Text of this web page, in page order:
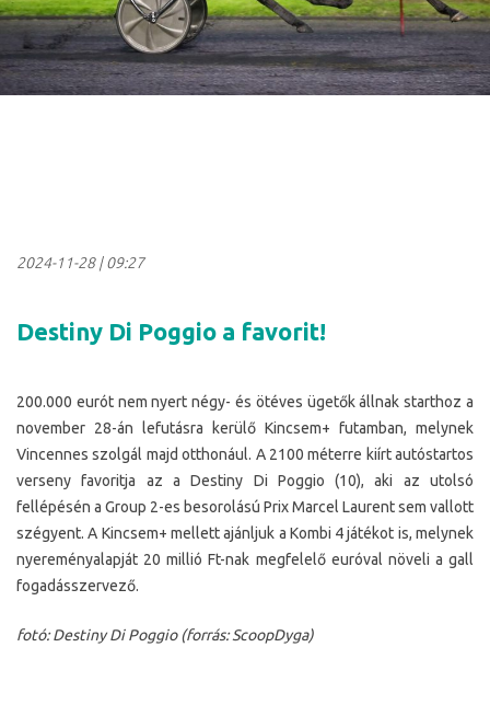
2024-11-28|09:27
Destiny Di Poggio a favorit!
200.000 eurót nem nyert négy- és ötéves ügetők állnak starthoz a
november 28-án lefutásra kerülő Kincsem+ futamban, melynek
Vincennes szolgál majd otthonául. A 2100 méterre kiírt autóstartos
verseny favoritja az a Destiny Di Poggio (10), aki az utolsó
fellépésén a Group 2-es besorolású Prix Marcel Laurent sem vallott
szégyent. A Kincsem+ mellett ajánljuk a Kombi 4 játékot is, melynek
nyereményalapját 20 millió Ft-nak megfelelő euróval növeli a gall
fogadásszervező.
fotó: Destiny Di Poggio (forrás: ScoopDyga)